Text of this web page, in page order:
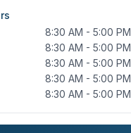
8:30 AM - 5:00 PM
8:30 AM - 5:00 PM
8:30 AM - 5:00 PM
8:30 AM - 5:00 PM
8:30 AM - 5:00 PM